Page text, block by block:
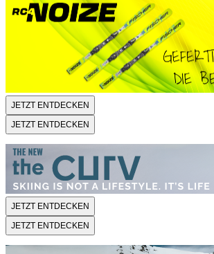
JETZT ENTDECKEN
JETZT ENTDECKEN
JETZT ENTDECKEN
JETZT ENTDECKEN